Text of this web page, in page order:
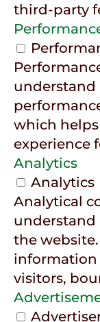
third-party
understand
which
experience
Analytics
Analytics
Analytical
understand
the
information
visitors,